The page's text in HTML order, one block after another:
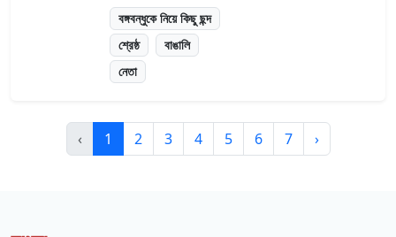
বঙ্গবন্ধুকে নিয়ে কিছু ছন্দ
শ্রেষ্ঠ
বাঙালি
নেতা
‹ 1 2 3 4 5 6 7 ›